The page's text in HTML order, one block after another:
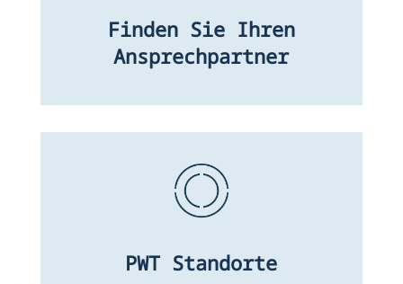
Finden Sie Ihren
Ansprechpartner
PWT Standorte